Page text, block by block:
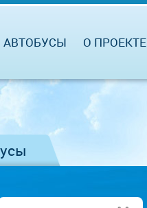
АВТОБУСЫ О ПРОЕКТЕ